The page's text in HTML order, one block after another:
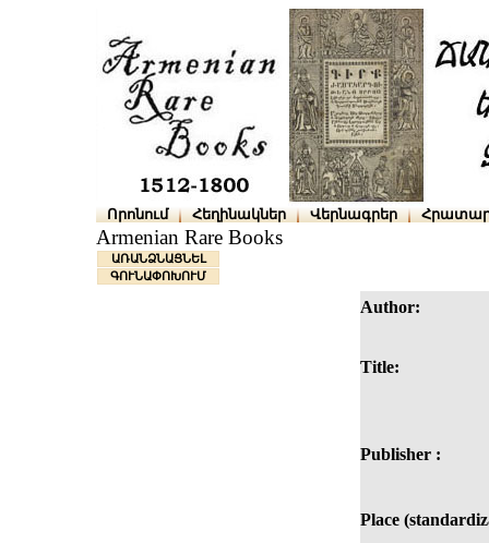
Որոնում Հեղինակներ Վերնագրեր
Armenian Rare Books
ԱՌԱՆՁՆԱՑՆԵԼ
ԳՈՒՆԱՓՈԽՈՒՄ
Author:
Title:
Publisher :
Place